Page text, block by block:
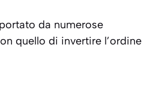
da numerose
quello di invertire l’ordine